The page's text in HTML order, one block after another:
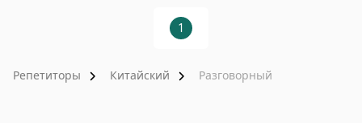
1
Репетиторы Китайский Разговорный